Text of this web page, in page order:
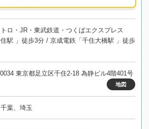
ロ・JR・東武鉄道・つくばエクスプレス
住駅 」徒歩3分 / 京成電鉄「千住大橋駅 」徒歩
東京都足立区千住2-18 為静ビル4階401号
地図
葉、埼玉